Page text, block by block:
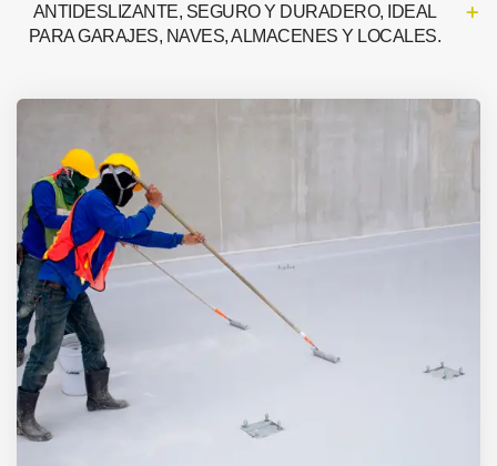
ANTIDESLIZANTE, SEGURO Y DURADERO, IDEAL
PARA GARAJES, NAVES, ALMACENES Y LOCALES.